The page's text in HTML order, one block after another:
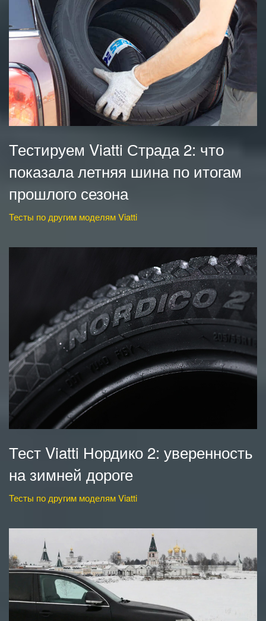
Тестируем Viatti Страда 2: что
показала летняя шина по итогам
прошлого сезона
Тесты по другим моделям Viatti
Тест Viatti Нордико 2: уверенность
на зимней дороге
Тесты по другим моделям Viatti